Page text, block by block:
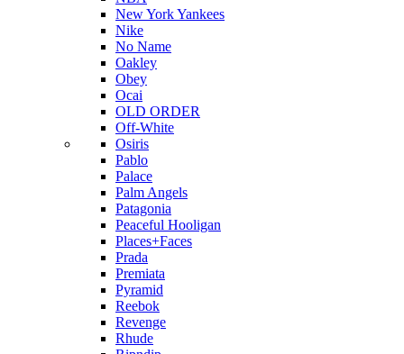
New York Yankees
Nike
No Name
Oakley
Obey
Ocai
OLD ORDER
Off-White
Osiris
Pablo
Palace
Palm Angels
Patagonia
Peaceful Hooligan
Places+Faces
Prada
Premiata
Pyramid
Reebok
Revenge
Rhude